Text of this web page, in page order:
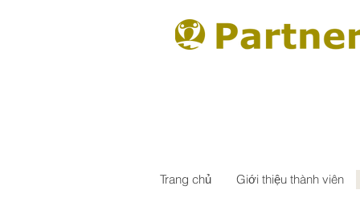
Trang chủ Giới thiệu thành viên